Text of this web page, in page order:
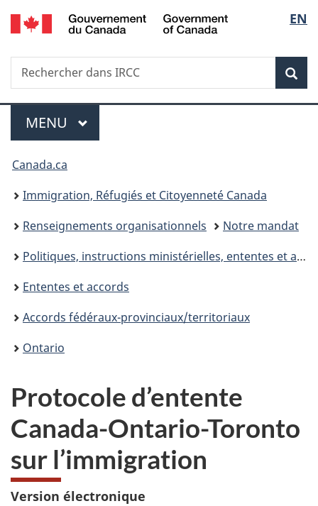
Passer
au
Passer
à
du
Passer
à
simplifiée
de
la
EN
Recherche
Rechercher
dans
Menu
MENU PRINCIPAL
Vous
êtes
ici :
Canada.ca
Immigration, Réfugiés et Citoyenneté Canada
Renseignements organisationnels
Notre mandat
Politiques, instructions ministérielles, ententes et accords
Ententes et accords
Accords fédéraux-provinciaux/territoriaux
Ontario
Protocole d’entente
Canada-Ontario-Toronto
sur l’immigration
Version électronique